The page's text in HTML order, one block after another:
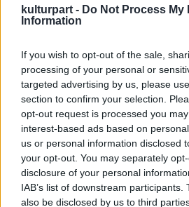
kulturpart - Do Not Process My
Information
If you wish to opt-out of the sale,
processing of your personal or
targeted advertising by us, please
section to confirm your selection.
opt-out request is processed you
interest-based ads based on
us or personal information disclosed
your opt-out. You may separately
disclosure of your personal
IAB’s list of downstream
also be disclosed by us to third
játszott műveket hallhat a
nyaranta szabadtéri
A Concerto Budapest a